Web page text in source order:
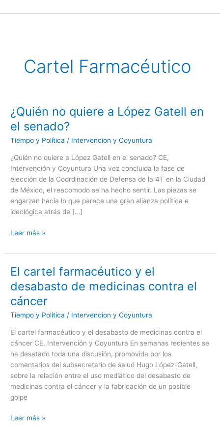
al
Cartel Farmacéutico
¿Quién no quiere a López Gatell en
el senado?
Tiempo y Política / Intervencion y Coyuntura
¿Quién no quiere a López Gatell en el senado? CE,
Intervención y Coyuntura Una vez concluida la fase de
elección de la Coordinación de Defensa de la 4T en la Ciudad
de México, el reacomodo se ha hecho sentir. Las piezas se
engarzan hacia lo que parece una gran alianza política e
ideológica atrás de […]
¿Quién
no
quiere
a
Gatell
Leer más »
El cartel farmacéutico y el
desabasto de medicinas contra el
cáncer
Tiempo y Política / Intervencion y Coyuntura
El cartel farmacéutico y el desabasto de medicinas contra el
cáncer CE, Intervención y Coyuntura En semanas recientes se
ha desatado toda una discusión, promovida por los
comentarios del subsecretario de salud Hugo López-Gatell,
sobre la relación entre el uso mediático del desabasto de
medicinas contra el cáncer y la fabricación de un posible
golpe
El
cartel
farmacéutico
y
el
de
medicinas
contra
el
cáncer
Leer más »